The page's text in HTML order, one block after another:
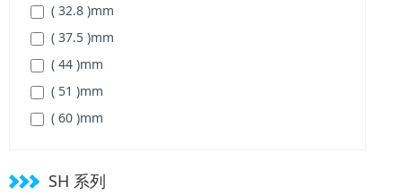
( 32.8 )mm
( 37.5 )mm
( 44 )mm
( 51 )mm
( 60 )mm
( 82 )mm
SH 系列